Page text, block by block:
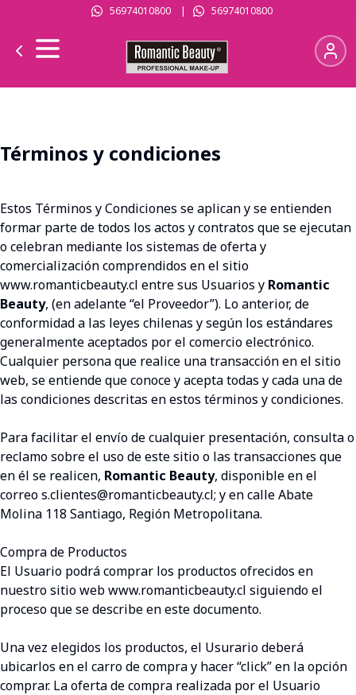
56974010800| 56974010800
Términos y condiciones
Estos Términos y Condiciones se aplican y se entienden
formar parte de todos los actos y contratos que se ejecutan
o celebran mediante los sistemas de oferta y
comercialización comprendidos en el sitio
www.romanticbeauty.cl entre sus Usuarios y Romantic
Beauty, (en adelante “el Proveedor”). Lo anterior, de
conformidad a las leyes chilenas y según los estándares
generalmente aceptados por el comercio electrónico.
Cualquier persona que realice una transacción en el sitio
web, se entiende que conoce y acepta todas y cada una de
las condiciones descritas en estos términos y condiciones.
Para facilitar el envío de cualquier presentación, consulta o
reclamo sobre el uso de este sitio o las transacciones que
en él se realicen, Romantic Beauty, disponible en el
correo s.clientes@romanticbeauty.cl; y en calle Abate
Molina 118 Santiago, Región Metropolitana.
Compra de Productos
El Usuario podrá comprar los productos ofrecidos en
nuestro sitio webwww.romanticbeauty.cl siguiendo el
proceso que se describe en este documento.
Una vez elegidos los productos, el Usurario deberá
ubicarlos en el carro de compra y hacer “click” en la opción
comprar. La oferta de compra realizada por el Usuario